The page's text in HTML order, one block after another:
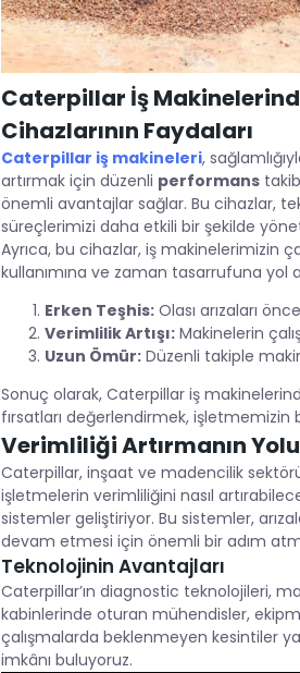
Caterpillar İş
Cihazlarının Faydaları
Caterpillar iş makineleri,
artırmak için düzenli performans
önemli avantajlar sağlar. Bu cihazlar,
süreçlerimizi daha etkili bir şekilde
Ayrıca, bu cihazlar, iş makinelerimizin
kullanımına ve zaman tasarrufuna yol
Erken Teşhis:Olası arızaları
Verimlilik Artışı:Makinelerin
Uzun Ömür:Düzenli takiple
Sonuç olarak, Caterpillar iş
fırsatları değerlendirmek, işletmemizin
Verimliliği Artırmanın
Caterpillar, inşaat ve madencilik
işletmelerin verimliliğini nasıl
sistemler geliştiriyor. Bu sistemler,
devam etmesi için önemli bir adım
Teknolojinin Avantajları
Caterpillar’ın diagnostic teknolojileri,
kabinlerinde oturan mühendisler,
çalışmalarda beklenmeyen kesintiler
imkânı buluyoruz.